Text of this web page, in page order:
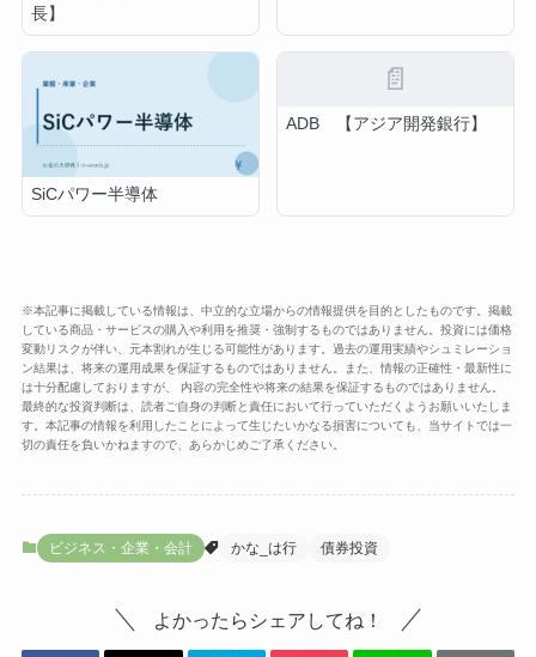
長】
SiCパワー半導体
📄
ADB 【アジア開発銀行】
※本記事に掲載している情報は、中立的な立場からの情報提供を目的としたものです。掲載
している商品・サービスの購入や利用を推奨・強制するものではありません。投資には価格
変動リスクが伴い、元本割れが生じる可能性があります。過去の運用実績やシュミレーショ
ン結果は、将来の運用成果を保証するものではありません。また、情報の正確性・最新性に
は十分配慮しておりますが、 内容の完全性や将来の結果を保証するものではありません。
最終的な投資判断は、読者ご自身の判断と責任において行っていただくようお願いいたしま
す。本記事の情報を利用したことによって生じたいかなる損害についても、当サイトでは一
切の責任を負いかねますので、あらかじめご了承ください。
ビジネス・企業・会計 かな_は行 債券投資
よかったらシェアしてね！